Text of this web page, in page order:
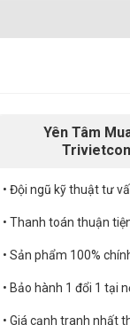
Yên Tâm
• Đội ngũ kỹ thuật tư
• Thanh toán thuận
• Sản phẩm 100%
• Bảo hành 1 đổi 1 tại
• Giá cạnh tranh nhất